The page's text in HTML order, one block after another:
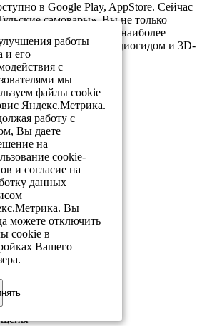
в Google Play, AppStore. Сейчас
самовары». Вы не только
но и ознакомиться с наиболее
воспользоваться аудиогидом и 3D-
работы
и его
с
мы
файлы cookie
Яндекс.Метрика.
работу с
Вы даете
на
cookie-
и согласие на
данных
Вы
можете отключить
cookie в
Вашего